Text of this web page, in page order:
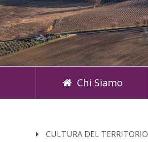
Chi Siamo
CULTURA DEL TERRITORIO